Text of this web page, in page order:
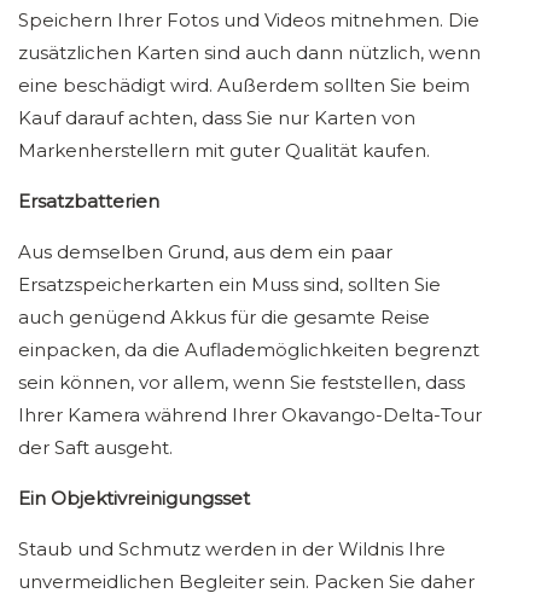
Speichern Ihrer Fotos und Videos mitnehmen. Die
zusätzlichen Karten sind auch dann nützlich, wenn
eine beschädigt wird. Außerdem sollten Sie beim
Kauf darauf achten, dass Sie nur Karten von
Markenherstellern mit guter Qualität kaufen.
Ersatzbatterien
Aus demselben Grund, aus dem ein paar
Ersatzspeicherkarten ein Muss sind, sollten Sie
auch genügend Akkus für die gesamte Reise
einpacken, da die Auflademöglichkeiten begrenzt
sein können, vor allem, wenn Sie feststellen, dass
Ihrer Kamera während Ihrer Okavango-Delta-Tour
der Saft ausgeht.
Ein Objektivreinigungsset
Staub und Schmutz werden in der Wildnis Ihre
unvermeidlichen Begleiter sein. Packen Sie daher